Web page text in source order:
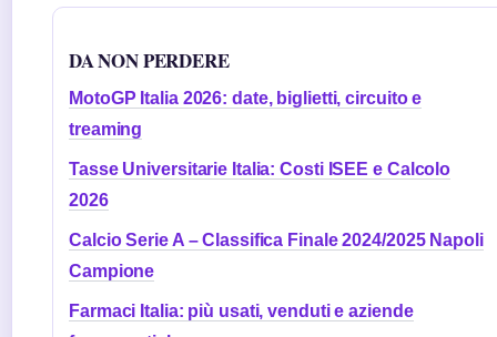
DA NON PERDERE
MotoGP Italia 2026: date, biglietti, circuito e
treaming
Tasse Universitarie Italia: Costi ISEE e Calcolo
2026
Calcio Serie A – Classifica Finale 2024/2025 Napoli
Campione
Farmaci Italia: più usati, venduti e aziende